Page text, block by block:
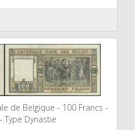
de Belgique - 100 Francs -
Type Dynastie